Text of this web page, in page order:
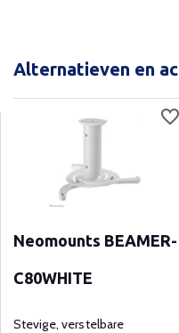
Alternatieven en
Neomounts BEAMER-
C80WHITE
Stevige, verstelbare